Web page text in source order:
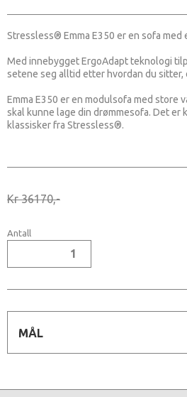
Stressless® Emma E350 er en sofa med
Med innebygget ErgoAdapt teknologi
setene seg alltid etter hvordan du sitter,
Emma E350 er en modulsofa med store
skal kunne lage din drømmesofa. Det er
klassisker fra Stressless®.
Kr 36170,-
Antall
MÅL